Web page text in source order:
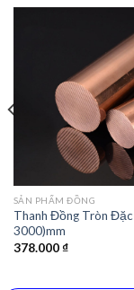
SẢN PHẨM ĐỒNG
Thanh Đồng Tròn
3000)mm
378.000₫